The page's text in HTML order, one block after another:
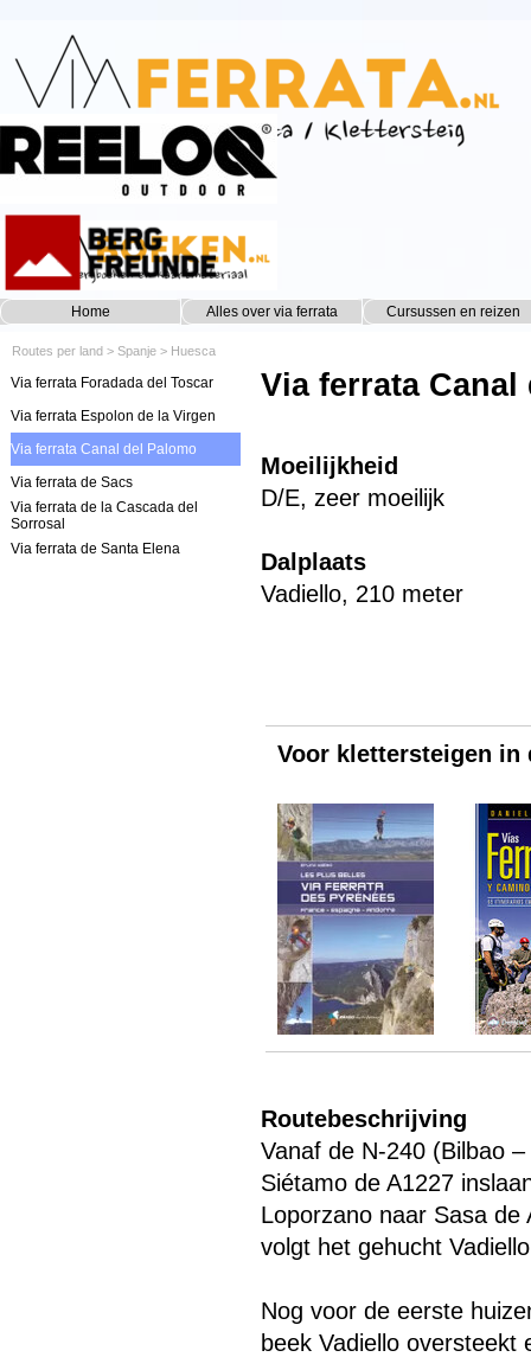
Home Alles over via ferrata ▼
Cursussen en reizen
Routes per land >Spanje > Huesca
Via ferrata Foradada del Toscar
Via ferrata Espolon de la Virgen
Via ferrata Canal del Palomo
Via ferrata de Sacs
Via ferrata de la Cascada del
Sorrosal
Via ferrata de Santa Elena
Via ferrata Canal
Moeilijkheid
D/E, zeer moeilijk
Dalplaats
Vadiello, 210 meter
Voor klettersteigen in
Routebeschrijving
Vanaf de N-240 (Bilbao
Siétamo de A1227
Loporzano naar Sasa
volgt het gehucht
Nog voor de eerste
beek Vadiello